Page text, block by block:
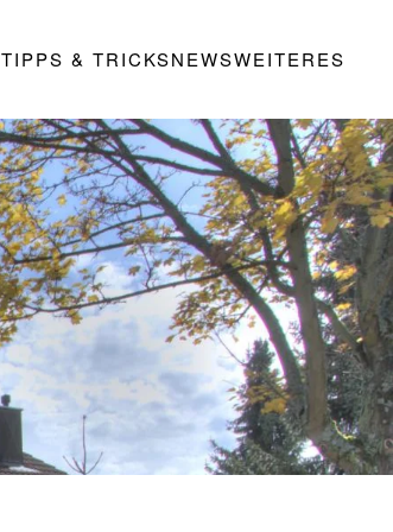
TIPPS & TRICKSNEWSWEITERES